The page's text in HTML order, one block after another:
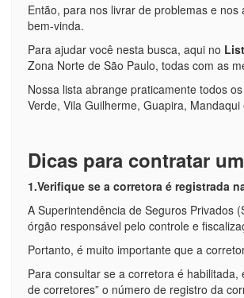
Então, para nos livrar de problemas e
bem-vinda.
Para ajudar você nesta busca, aqui no
Zona Norte de São Paulo, todas com as
Nossa lista abrange praticamente todos
Verde, Vila Guilherme, Guapira,
Dicas para contratar
1.Verifique se a corretora é registrada
A Superintendência de Seguros Privados
órgão responsável pelo controle e
Portanto, é muito importante que a
Para consultar se a corretora é
de corretores” o número de registro da